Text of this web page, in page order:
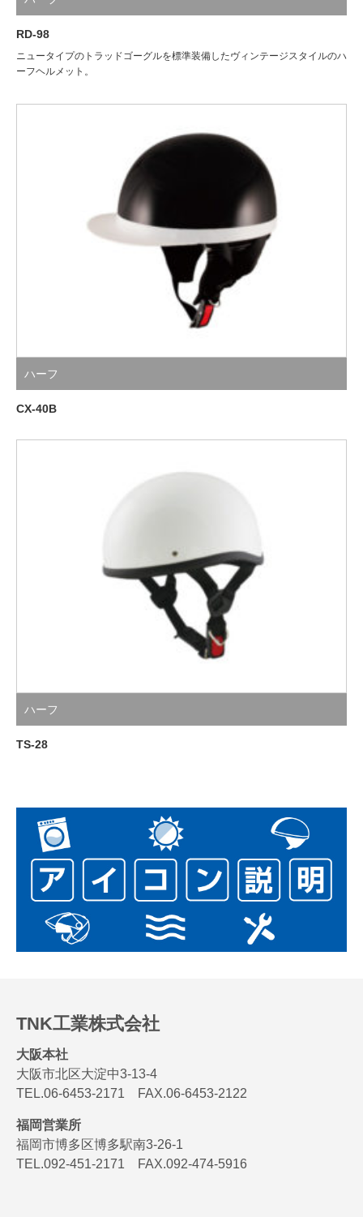
RD-98
ニュータイプのトラッドゴーグルを標準装備したヴィンテージスタイルのハ
ーフヘルメット。
ハーフ
CX-40B
ハーフ
TS-28
TNK工業株式会社
大阪本社
大阪市北区大淀中3-13-4
TEL.06-6453-2171 FAX.06-6453-2122
福岡営業所
福岡市博多区博多駅南3-26-1
TEL.092-451-2171 FAX.092-474-5916